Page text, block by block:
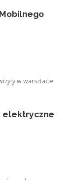
w warsztacie
elektryczne